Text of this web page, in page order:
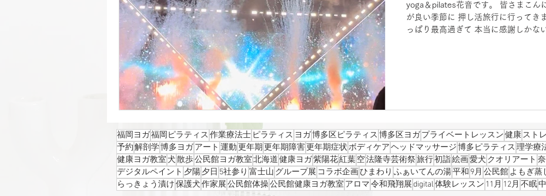
yoga＆pilates花音です。 皆さまこん
が良い季節に 押し活旅行に行ってき
っぱり最高過ぎて 本当に感謝しかな
かって山手線に乗っていたところ 飛
が届き そのまま東京駅へ!! 飛行機は
線に帰ってくることが できました。
す。
福岡ヨガ福岡ピラティス 作業療法士 ピラティス ヨガ博多区ピラティス 博多区ヨガプライベートレッスン健康スト
予約解剖学博多ヨガアート 運動 更年期 更年期障害更年期症状ボディケアヘッドマッサージ博多ピラティス 理学療
健康ヨガ教室犬散歩公民館ヨガ教室北海道健康ヨガ紫陽花紅葉空法隆寺芸術祭旅行初詣絵画愛犬 クオリアート
デジタルペイント 夕陽夕日 5社参り 富士山 グループ展 コラボ企画ひまわり ふぁいてんの湯平和 9月 公民館よもぎ蒸
らっきょう漬け保護犬作家展公民館体操公民館健康ヨガ教室アロマ令和飛翔展digital体験レッスン 11月 12月 不眠